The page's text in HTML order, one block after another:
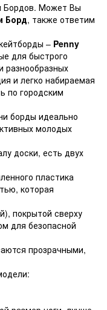
Бордов. Может Вы
Борд, также ответим
– Penny
для быстрого
разнообразных
и легко набираемая
по городским
борды идеально
молодых
доски, есть двух
пластика
которая
покрытой сверху
для безопасной
прозрачными,